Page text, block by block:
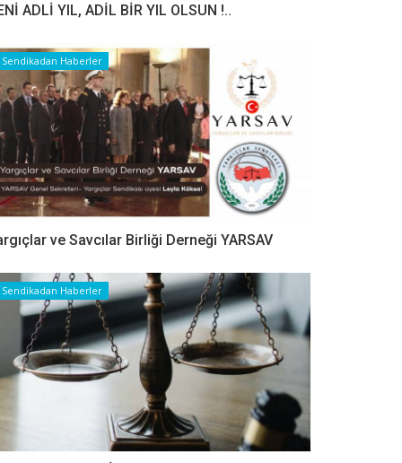
ADLİ YIL, ADİL BİR YIL OLSUN !..
Sendikadan Haberler
ve Savcılar Birliği Derneği YARSAV
Sendikadan Haberler